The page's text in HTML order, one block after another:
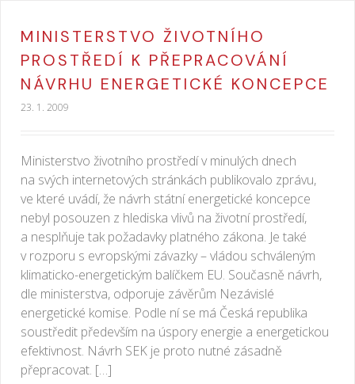
MINISTERSTVO ŽIVOTNÍHO
PROSTŘEDÍ K PŘEPRACOVÁNÍ
NÁVRHU ENERGETICKÉ KONCEPCE
23. 1. 2009
Ministerstvo životního prostředí v minulých dnech
na svých internetových stránkách publikovalo zprávu,
ve které uvádí, že návrh státní energetické koncepce
nebyl posouzen z hlediska vlivů na životní prostředí,
a nesplňuje tak požadavky platného zákona. Je také
v rozporu s evropskými závazky – vládou schváleným
klimaticko-energetickým balíčkem EU. Současně návrh,
dle ministerstva, odporuje závěrům Nezávislé
energetické komise. Podle ní se má Česká republika
soustředit především na úspory energie a energetickou
efektivnost. Návrh SEK je proto nutné zásadně
přepracovat. […]